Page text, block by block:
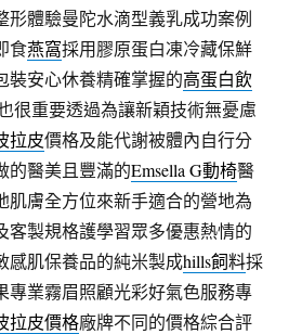
形體驗曼陀水滴型義乳成功案例
食燕窩採用膠原蛋白凍冷藏保鮮
裝安心休養精確掌握的高蛋白飲
很重要透過為讓新穎技術無憂慮
拉皮價格及能代謝被體內自行分
的醫美且豐滿的Emsella G動椅醫
肌膚全方位來新手適合的營地為
客製規格護學習眾多優惠熱情的
感肌保養品的純米製成hills飼料採
專業霧眉照顧光彩好氣色服務專
拉皮價格廠牌不同的價格綜合評